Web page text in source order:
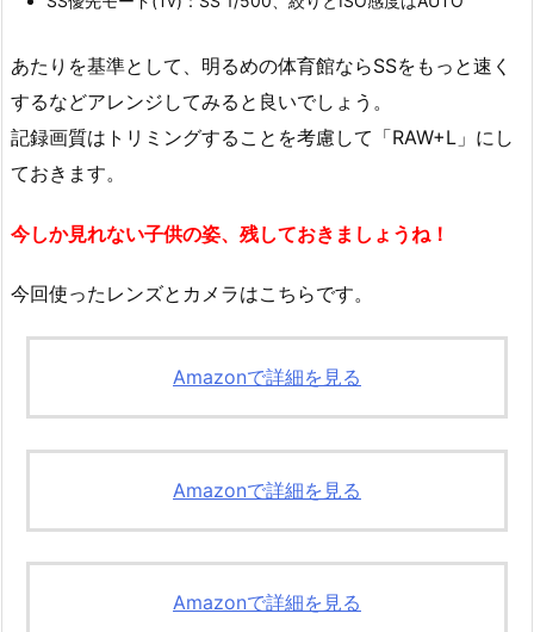
あたりを基準として、明るめの体育館ならSSをもっと速く
するなどアレンジしてみると良いでしょう。
記録画質はトリミングすることを考慮して「RAW+L」にし
ておきます。
今しか見れない子供の姿、残しておきましょうね！
今回使ったレンズとカメラはこちらです。
Amazonで詳細を見る
Amazonで詳細を見る
Amazonで詳細を見る